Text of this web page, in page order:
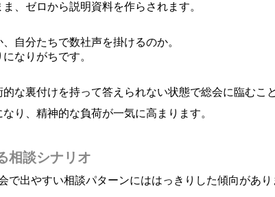
、ゼロから説明資料を作らされます。
自分たちで数社声を掛けるのか。
なりがちです。
な裏付けを持って答えられない状態で総会に臨むこ
り、精神的な負荷が一気に高まります。
相談シナリオ
出やすい相談パターンにははっきりした傾向があり